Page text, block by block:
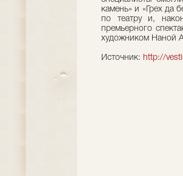
камень» и «Грех да
по театру и,
премьерного
художником Наной
Источник: http://